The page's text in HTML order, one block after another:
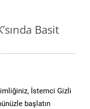
Basit
İstemci Gizli
başlatın